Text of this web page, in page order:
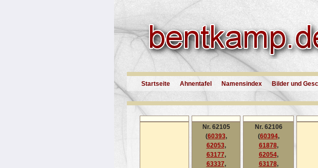
Startseite Ahnentafel Namensindex Bilder und
Nr. 62105
(60393,
62053,
63177,
63337,
Nr. 62106
(60394,
61878,
62054,
63178,